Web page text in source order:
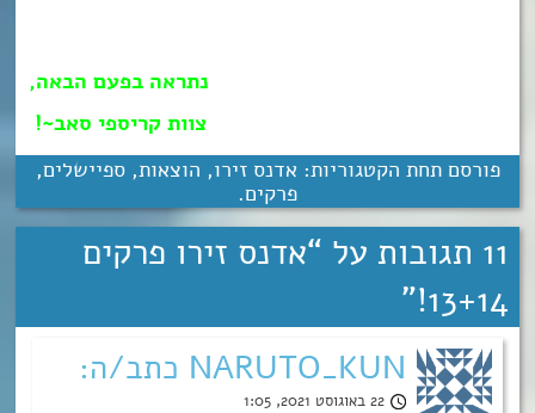
נתראה בפעם הבאה,
צוות קריספי סאב~!
פורסם תחת הקטגוריות:אדנס זירו, הוצאות,ספיישלים,
פרקים.
11 תגובות על “
אדנס זירו פרקים
13+14!
”
NARUTO_KUN כתב/ה:
22 באוגוסט 2021, 1:05